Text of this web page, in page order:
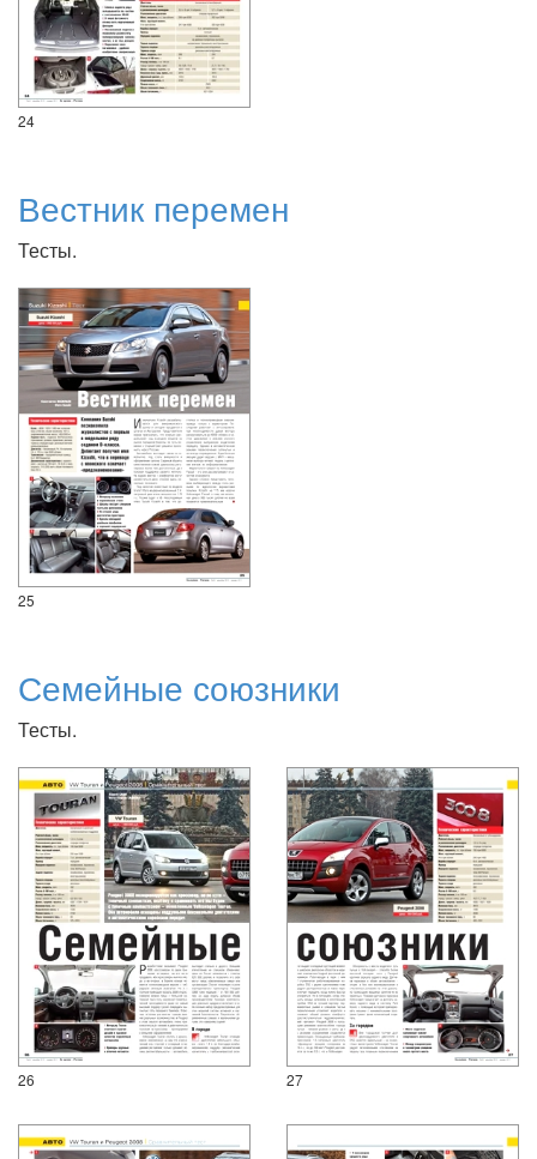
24
Вестник перемен
Тесты.
25
Семейные союзники
Тесты.
26 27